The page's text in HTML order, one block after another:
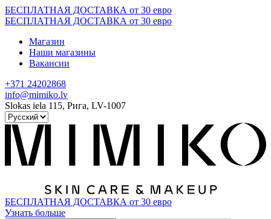
Skip
to
БЕСПЛАТНАЯ ДОСТАВКА от 30 евро
БЕСПЛАТНАЯ ДОСТАВКА от 30 евро
Магазин
Наши магазины
Вакансии
+371 24202868
info@mimiko.lv
Slokas iela 115, Рига, LV-1007
БЕСПЛАТНАЯ ДОСТАВКА от 30 евро
Узнать больше